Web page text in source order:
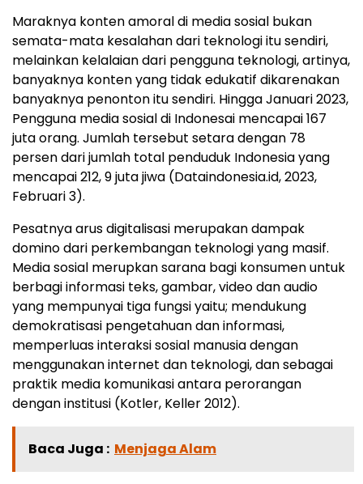
Maraknya konten amoral di media sosial bukan
semata-mata kesalahan dari teknologi itu sendiri,
melainkan kelalaian dari pengguna teknologi, artinya,
banyaknya konten yang tidak edukatif dikarenakan
banyaknya penonton itu sendiri. Hingga Januari 2023,
Pengguna media sosial di Indonesai mencapai 167
juta orang. Jumlah tersebut setara dengan 78
persen dari jumlah total penduduk Indonesia yang
mencapai 212, 9 juta jiwa (Dataindonesia.id, 2023,
Februari 3).
Pesatnya arus digitalisasi merupakan dampak
domino dari perkembangan teknologi yang masif.
Media sosial merupkan sarana bagi konsumen untuk
berbagi informasi teks, gambar, video dan audio
yang mempunyai tiga fungsi yaitu; mendukung
demokratisasi pengetahuan dan informasi,
memperluas interaksi sosial manusia dengan
menggunakan internet dan teknologi, dan sebagai
praktik media komunikasi antara perorangan
dengan institusi (Kotler, Keller 2012).
Baca Juga : Menjaga Alam